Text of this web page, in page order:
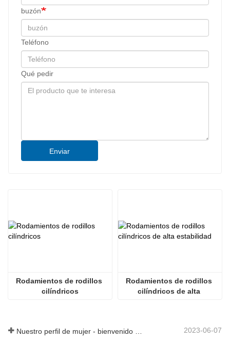
buzón
Teléfono
Qué pedir
Enviar
Rodamientos de rodillos
cilíndricos
Rodamientos de rodillos
cilíndricos de alta
2023-06-07